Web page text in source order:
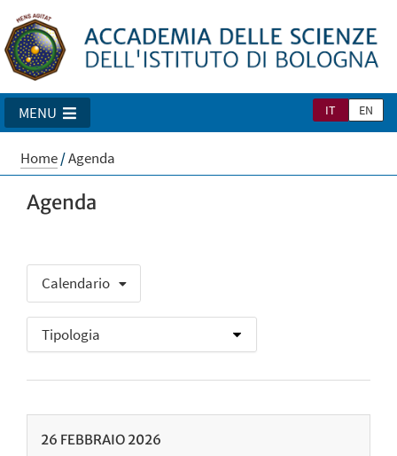
IT EN
MENU
Home/Agenda
Agenda
Calendario
26 FEBBRAIO 2026